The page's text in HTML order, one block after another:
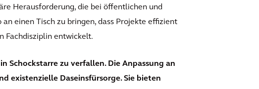
Herausforderung, die bei öffentlichen und
einen Tisch zu bringen, dass Projekte effizient
Fachdisziplin entwickelt.
Schockstarre zu verfallen. Die Anpassung an
existenzielle Daseinsfürsorge. Sie bieten